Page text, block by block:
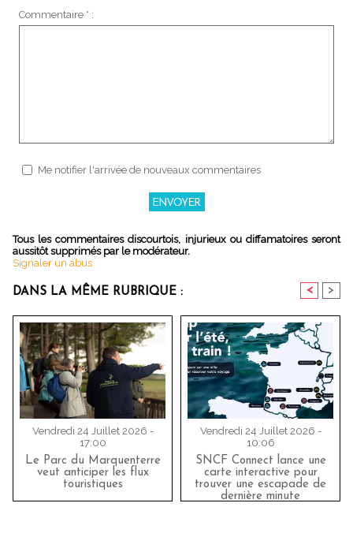
Commentaire * :
Me notifier l'arrivée de nouveaux commentaires
Tous les commentaires discourtois, injurieux ou diffamatoires seront
aussitôt supprimés par le modérateur.
Signaler un abus
DANS LA MÊME RUBRIQUE : < >
Vendredi 24 Juillet 2026 -
17:00
Le Parc du Marquenterre
veut anticiper les flux
touristiques
Vendredi 24 Juillet 2026 -
10:06
SNCF Connect lance une
carte interactive pour
trouver une escapade de
dernière minute